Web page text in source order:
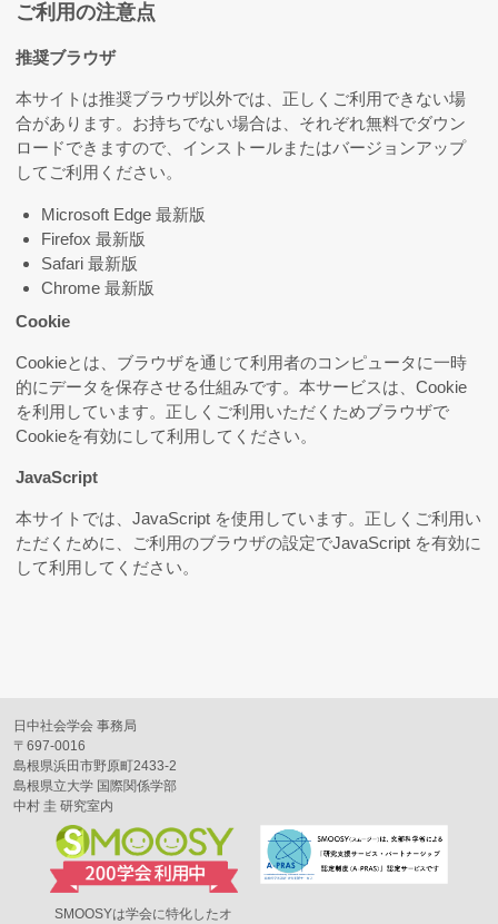
ご利用の注意点
推奨ブラウザ
本サイトは推奨ブラウザ以外では、正しくご利用できない場
合があります。お持ちでない場合は、それぞれ無料でダウン
ロードできますので、インストールまたはバージョンアップ
してご利用ください。
Microsoft Edge 最新版
Firefox 最新版
Safari 最新版
Chrome 最新版
Cookie
Cookieとは、ブラウザを通じて利用者のコンピュータに一時
的にデータを保存させる仕組みです。本サービスは、Cookie
を利用しています。正しくご利用いただくためブラウザで
Cookieを有効にして利用してください。
JavaScript
本サイトでは、JavaScript を使用しています。正しくご利用い
ただくために、ご利用のブラウザの設定でJavaScript を有効に
して利用してください。
日中社会学会 事務局
〒697-0016
島根県浜田市野原町2433-2
島根県立大学 国際関係学部
中村 圭 研究室内
SMOOSYは学会に特化したオ